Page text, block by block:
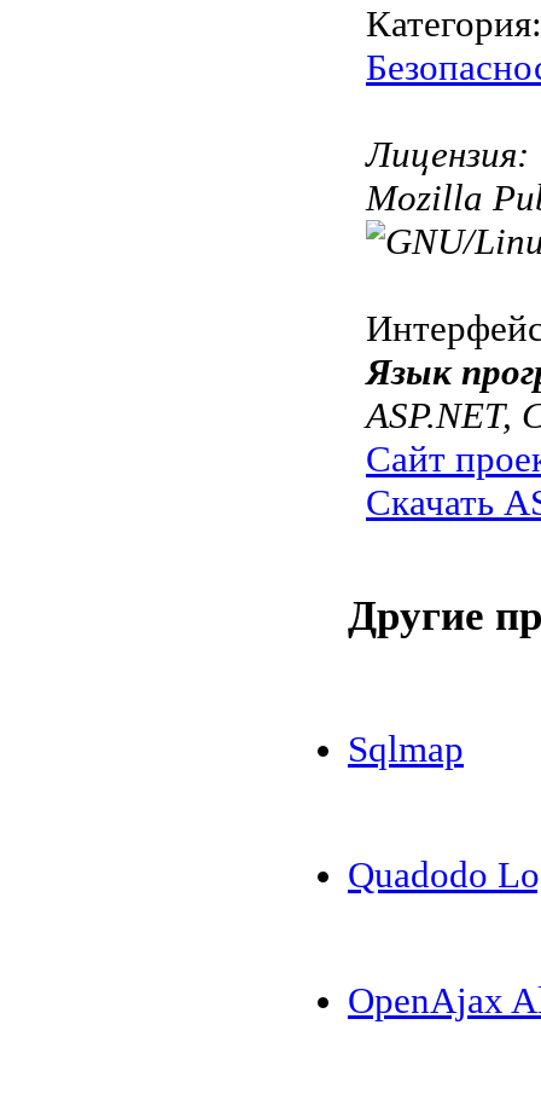
Лицензия:
Mozilla
Язык
ASP.NET,
Сайт
Скачать
Другие
Sqlmap
Quadodo
OpenAjax